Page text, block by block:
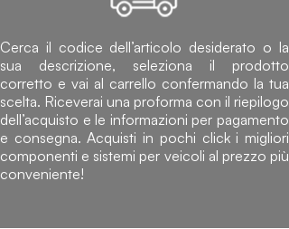
Cerca il codice dell’articolo desiderato o la
sua descrizione, seleziona il prodotto
corretto e vai al carrello confermando la tua
scelta. Riceverai una proforma con il riepilogo
dell’acquisto e le informazioni per pagamento
e consegna. Acquisti in pochi click i migliori
componenti e sistemi per veicoli al prezzo più
conveniente!